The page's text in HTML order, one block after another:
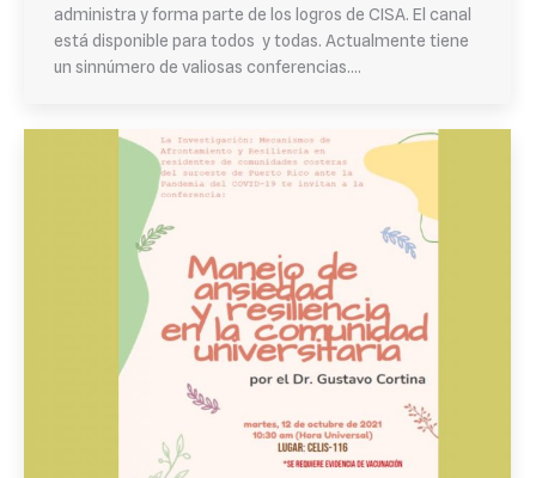
administra y forma parte de los logros de CISA. El canal
está disponible para todos y todas. Actualmente tiene
un sinnúmero de valiosas conferencias.…